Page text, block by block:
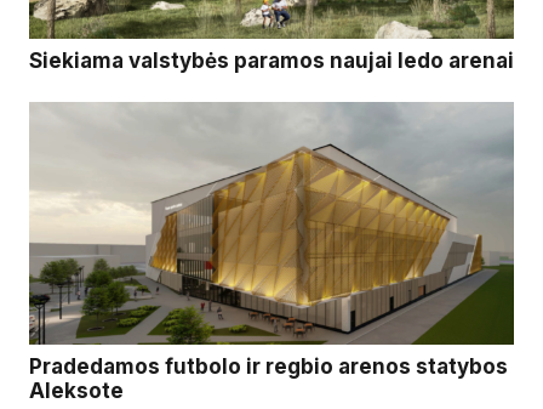
Siekiama valstybės paramos naujai ledo arenai
Pradedamos futbolo ir regbio arenos statybos
Aleksote